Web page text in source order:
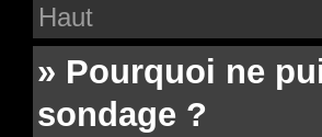
Haut
» Pourquoi ne
sondage ?